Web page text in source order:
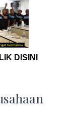
DISINI